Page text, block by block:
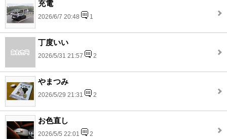
充電
2026/6/7 20:48 1
丁度いい
2026/5/31 21:57 2
やまつみ
2026/5/29 21:31 2
お色直し
2026/5/5 22:01 2